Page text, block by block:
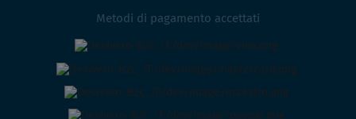
Metodi di pagamento accettati